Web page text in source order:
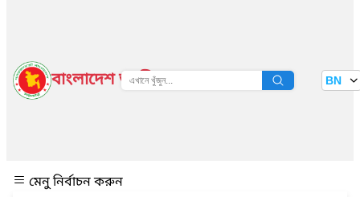
বাংলাদেশ জাতীয় তথ্য বাতায়ন BN
মেনু নির্বাচন করুন